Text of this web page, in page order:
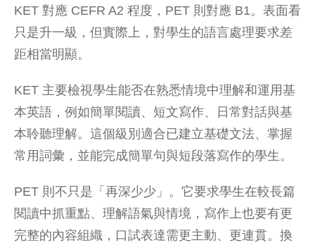
KET 對應 CEFR A2 程度，PET 則對應 B1。表面看
只是升一級，但實際上，對學生的語言處理要求差
距相當明顯。
KET 主要檢視學生能否在熟悉情境中理解和運用基
本英語，例如簡單閱讀、短文寫作、日常對話與基
本聆聽理解。這個級別適合已建立基礎文法、掌握
常用詞彙，並能完成簡單句與短段落寫作的學生。
PET 則不只是「再深少少」。它要求學生在較長篇
閱讀中抓重點、理解語氣與情境，寫作上也要有更
完整的內容組織，口試表達需更主動、更連貫。換